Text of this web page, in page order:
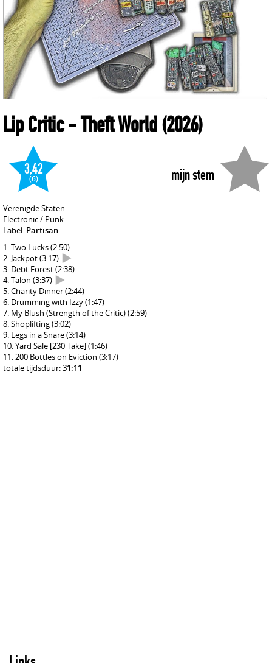
Lip Critic- Theft World(2026)
mijn stem
3,42
(6)
Verenigde Staten
Electronic / Punk
Label: Partisan
Two Lucks(2:50)
Jackpot(3:17)
Debt Forest(2:38)
Talon (3:37)
Charity Dinner(2:44)
Drumming with Izzy(1:47)
My Blush (Strength of the Critic)(2:59)
Shoplifting(3:02)
Legs in a Snare(3:14)
Yard Sale [230 Take](1:46)
200 Bottles on Eviction (3:17)
totale tijdsduur:31:11